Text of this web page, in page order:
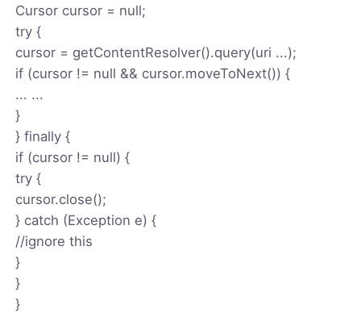
Cursor cursor = null;
try {
cursor = getContentResolver().query(uri ...);
if (cursor != null && cursor.moveToNext()) {
... ...
}
} finally {
if (cursor != null) {
try {
cursor.close();
} catch (Exception e) {
//ignore this
}
}
}